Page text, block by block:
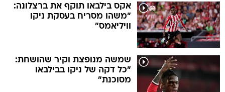
אקס בילבאו תוקף את ברצלונה:
"משהו מסריח בעסקת ניקו
וויליאמס"
שמשה מנופצת וקיר שהושחת:
"כל דקה של ניקו בבילבאו
מסוכנת"